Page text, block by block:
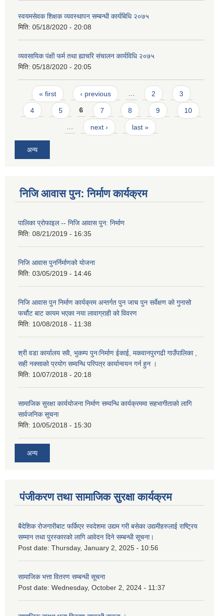
स्वयमसेवक शिक्षक व्यवस्थापन सम्बन्धी कार्यबिधि २०७५
मिति: 05/18/2020 - 20:08
व्यवसायिक पंक्षी फर्म तथा ह्याचरि संचालन कार्यविधि २०७५
मिति: 05/18/2020 - 20:05
Pages
« first ‹ previous … 2 3
4 5 6 7 8 9 10
… next › last »
अन्य
निजि आवास पुन: निर्माण कार्यक्रम
पालिका प्राेफाइल -- निजि आवास पुन: निर्माण
मिति: 08/21/2019 - 16:35
निजि आवास पुनर्निर्माणको योजना
मिति: 03/05/2019 - 14:46
निजि आवास पुन निर्माण कार्यक्रम अन्तर्गत पुन जाच पुन सर्वेक्षण को गुनासो
फर्चौट बाट कायम भएका नया लावाग्राही को विवरण
मिति: 10/08/2018 - 11:38
श्री वडा कार्यालय सवै, भुकम्प पुनःनिर्माण ईकाई, मकवानपुरगढी गाउँपालिका ,
सही नक्साको प्रयोग सम्वन्धि परिपत्र कार्यान्वयन गर्न हुन ।
मिति: 10/07/2018 - 20:18
सामाजिक सुरक्षा कार्ययोजना निर्माण सम्वन्धि कार्यक्रममा सहभागीताको लागि
सार्वजनिक सूचना
मिति: 10/05/2018 - 15:30
अन्य
पंजीकरण तथा सामाजिक सुरक्षा कार्यक्रम
बैदेशिक रोजगारीबाट फर्किएर स्वदेशमा उद्यम गरी बसेका उद्यमीहरुलाई राष्‍ट्रिय
सम्मान तथा पुरस्कारको लागि आवेदन दिने सम्बन्धी सूचना।
Post date: Thursday, January 2, 2025 - 10:56
सामाजिक भत्ता वितरण सम्बन्धी सूचना
Post date: Wednesday, October 2, 2024 - 11:37